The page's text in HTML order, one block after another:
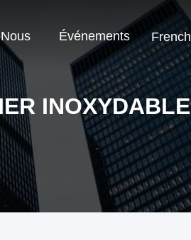
Événements French
INOXYDABLE